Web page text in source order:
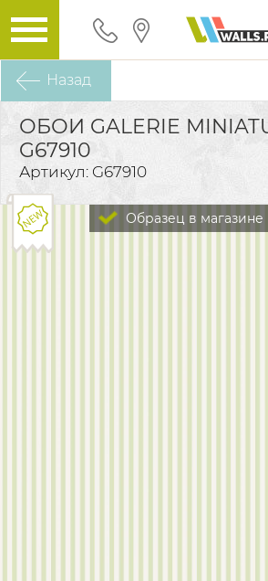
Назад
ОБОИ GALERIE
G67910
Артикул: G67910
Образец в магазине